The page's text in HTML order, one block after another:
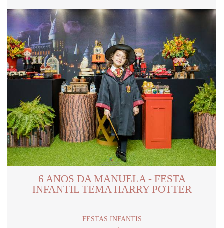
6 ANOS DA MANUELA - FESTA
INFANTIL TEMA HARRY POTTER
FESTAS INFANTIS